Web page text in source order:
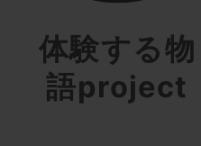
体験する物
語project